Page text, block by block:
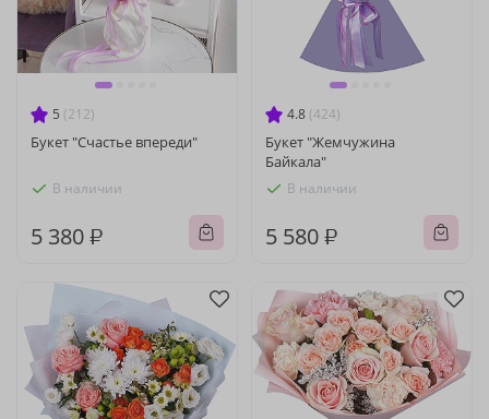
5 (212)
Букет "Счастье впереди"
В наличии
5 380 ₽
4.8 (424)
Букет "Жемчужина
Байкала"
В наличии
5 580 ₽